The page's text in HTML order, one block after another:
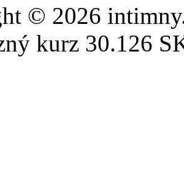
© 2026
kurz 30.126